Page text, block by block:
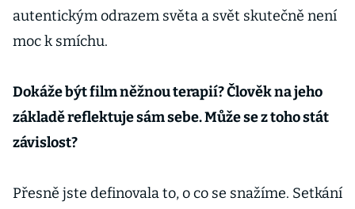
autentickým odrazem světa a svět skutečně není
moc k smíchu.
Dokáže být film něžnou terapií? Člověk na jeho
základě reflektuje sám sebe. Může se z toho stát
závislost?
Přesně jste definovala to, o co se snažíme. Setkání